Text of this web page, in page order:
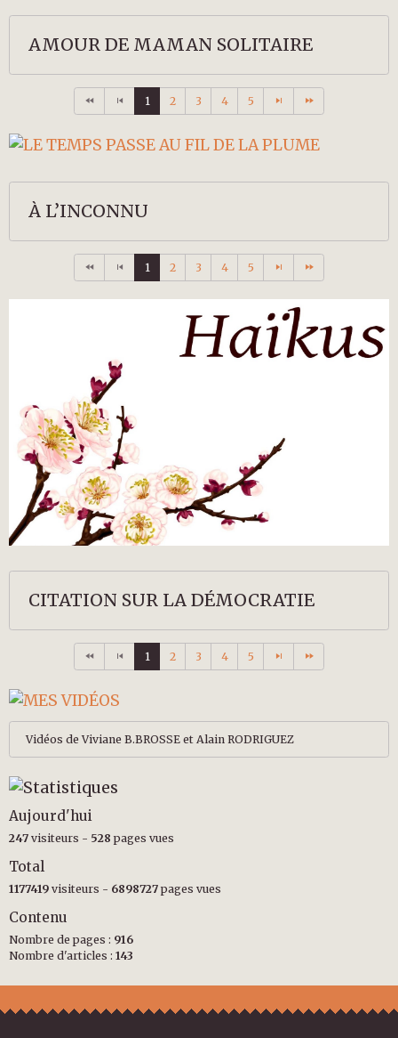
AMOUR DE MAMAN SOLITAIRE
1 2 3 4 5
À L’INCONNU
1 2 3 4 5
CITATION SUR LA DÉMOCRATIE
1 2 3 4 5
Vidéos de Viviane B.BROSSE et Alain RODRIGUEZ
Aujourd'hui
247 visiteurs - 528 pages vues
Total
1177419 visiteurs - 6898727 pages vues
Contenu
Nombre de pages : 916
Nombre d'articles : 143